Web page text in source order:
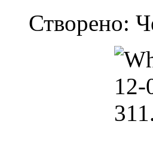
Створено: